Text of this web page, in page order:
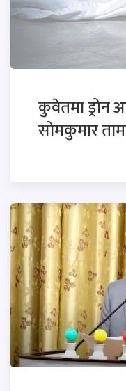
कुवेतमा ड्रोन
सोमकुमार